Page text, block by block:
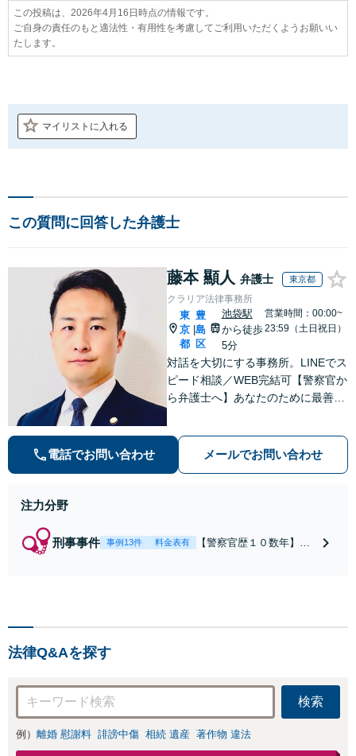
この投稿は、2026年4月16日時点の情報です。
ご自身の責任のもと適法性・有用性を考慮してご利用いただくようお願いい
たします。
マイリストに入れる
この質問に回答した弁護士
藤本 顯人 弁護士 東京都
クラリア法律事務所
東
京
都
豊
島
区
池袋駅
から徒歩
5分
営業時間：00:00~
23:59（土日祝日）
対話を大切にする事務所。LINEでス
ピード相談／WEB完結可【警察官か
ら弁護士へ】あなたのために最善の
婚などの民事から刑事事件まで幅広
く支援【完全個室】
電話でお問い合わせ メールでお問い合わせ
注力分野
刑事事件 事例13件 料金表有
【警察官歴１０数年】
力。少年事件／告訴・告
法律Q&Aを探す
検索
例） 離婚 慰謝料 誹謗中傷 相続 遺産 著作物 違法